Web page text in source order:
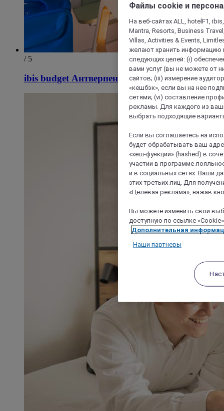
/ 5
ibis budget Антверпен Центральный Вокзал
Файлы cookie и
На веб-сайтах ALL, hotelF1,
Mantra, Resorts, Business
Villas, Activities & Events,
желают хранить информацию
следующих целей: (i)
вами услуг (вы не можете от
сайтов; (iii) измерение
«кешбэк», если вы на нее
сетями; (vi) составление
рекламы. Для каждого из
выбрать подходящие
Если вы соглашаетесь на
будет обрабатывать ваш
«хеш-функции» (hashed) в
участии в программе
и в социальных сетях. Ваши
этих третьих лиц. Для
«Целевая реклама», нажав
Вы можете изменить свой
доступную по ссылке
Дополнительная
Наши партнеры